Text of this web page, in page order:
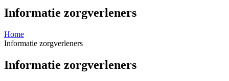
Informatie zorgverleners
Home
Informatie zorgverleners
Informatie zorgverleners